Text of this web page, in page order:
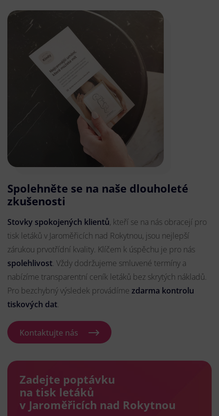
Spolehněte se na naše dlouholeté
zkušenosti
Stovky spokojených klientů, kteří se na nás obracejí pro
tisk letáků v Jaroměřicích nad Rokytnou, jsou nejlepší
zárukou prvotřídní kvality. Klíčem k úspěchu je pro nás
spolehlivost. Vždy dodržujeme smluvené termíny a
nabízíme transparentní ceník letáků bez skrytých nákladů.
Pro bezchybný výsledek provádíme zdarma kontrolu
tiskových dat.
Kontaktujte nás
Zadejte poptávku
na tisk letáků
v Jaroměřicích nad Rokytnou